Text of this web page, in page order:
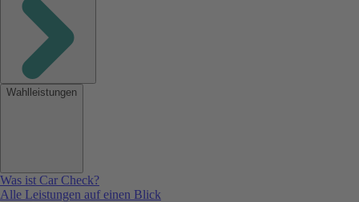
Wahlleistungen
Was ist Car Check?
Alle Leistungen auf einen Blick